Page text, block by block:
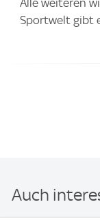
Sportwelt gibt
Auch